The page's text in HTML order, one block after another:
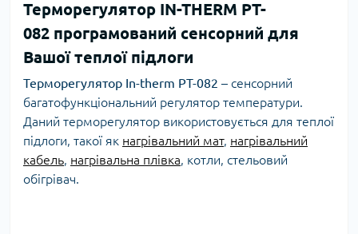
Терморегулятор IN-THERM PT-
082 програмований сенсорний для
Вашої теплої підлоги
Терморегулятор In-therm PT-082 – сенсорний
багатофункціональний регулятор температури.
Даний терморегулятор використовується для теплої
підлоги, такої як нагрівальний мат, нагрівальний
кабель нагрівальна плівка , котли, стельовий
обігрівач.